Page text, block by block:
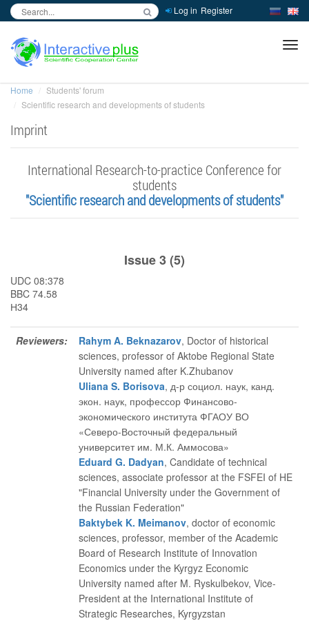
Log in Register
Home
Students' forum
Scientific research and developments of students
Imprint
International Research-to-practice Conference for
students
"Scientific research and developments of students"
Issue 3 (5)
UDC 08:378
BBC 74.58
Н34
Reviewers: Rahym A. Beknazarov, Doctor of historical
sciences, professor of Aktobe Regional State
University named after K.Zhubanov
Uliana S. Borisova, д-р социол. наук, канд.
экон. наук, профессор Финансово-
экономического института ФГАОУ ВО
«Северо-Восточный федеральный
университет им. М.К. Аммосова»
Eduard G. Dadyan, Candidate of technical
sciences, associate professor at the FSFEI of HE
"Financial University under the Government of
the Russian Federation"
Baktybek K. Meimanov, doctor of economic
sciences, professor, member of the Academic
Board of Research Institute of Innovation
Economics under the Kyrgyz Economic
University named after M. Ryskulbekov, Vice-
President at the International Institute of
Strategic Researches, Kyrgyzstan